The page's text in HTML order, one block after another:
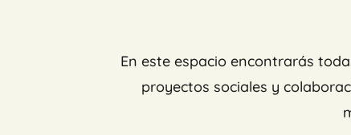
En este espacio encontrarás
proyectos sociales y